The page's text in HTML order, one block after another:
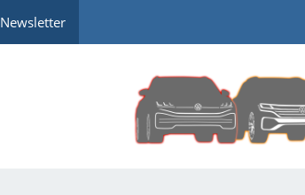
Newsletter